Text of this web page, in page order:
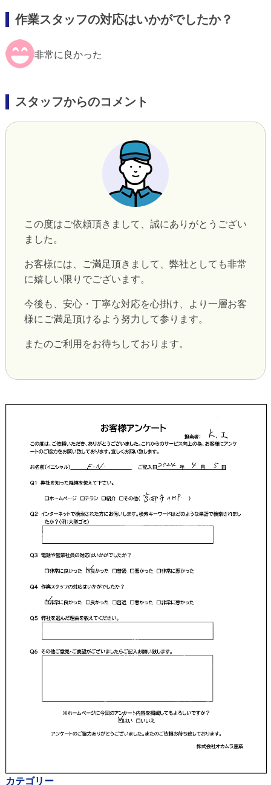
作業スタッフの対応はいかがでしたか？
非常に良かった
スタッフからのコメント
この度はご依頼頂きまして、誠にありがとうござい
ました。
お客様には、ご満足頂きまして、弊社としても非常
に嬉しい限りでございます。
今後も、安心・丁寧な対応を心掛け、より一層お客
様にご満足頂けるよう努力して参ります。
またのご利用をお待ちしております。
カテゴリー